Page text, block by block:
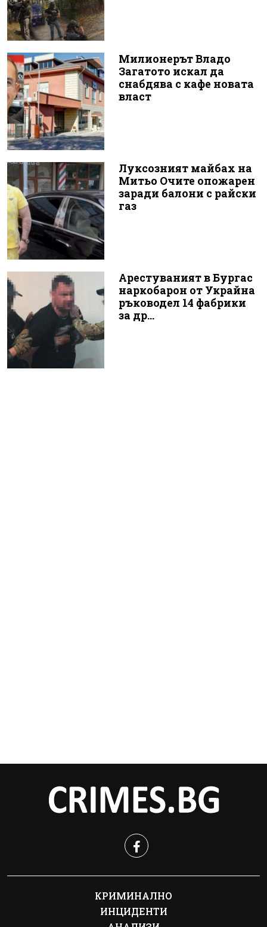
Милионерът Владо
Загатото искал да
снабдява с кафе новата
власт
Луксозният майбах на
Митьо Очите опожарен
заради балони с райски
газ
Арестуваният в Бургас
наркобарон от Украйна
ръководел 14 фабрики
за др...
КРИМИНАЛНО
ИНЦИДЕНТИ